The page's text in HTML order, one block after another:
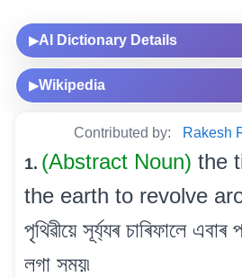
▶AI Dictionary Details
▶Wikipedia
Contributed by: Rakesh
1. (Abstract Noun) the
the earth to revolve
পৃথিৱীয়ে সূৰ্য্যৰ চাৰিফালে এবাৰ
লগা সময়৷